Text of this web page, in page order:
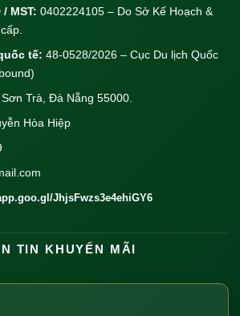
bộ, đạp xe hoặc trải nghiệm xích lô
không khí trong lành.
Liên Khương (cách 30km): Đi
400.000 VNĐ) hoặc xe buýt
(40.000 VNĐ/người).
tiện lợi để khám phá hồ và khu
Động
MST: 0402224105 – Do Sở Kế Hoạch &
tế: 48-0528/2026 – Cục Du lịch Quốc
Trà, Đà Nẵng 55000.
Hòa Hiệp
JhjsFwzs3e4ehiGY6
TIN KHUYẾN MÃI